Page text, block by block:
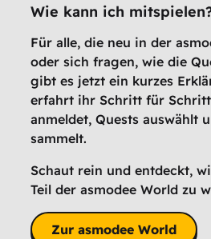
Wie kann ich
Für alle, die neu in der
oder sich fragen, wie die
gibt es jetzt ein kurzes
erfahrt ihr Schritt für
anmeldet, Quests auswählt
sammelt.
Schaut rein und entdeckt,
Teil der asmodee World zu
Zur asmodee World